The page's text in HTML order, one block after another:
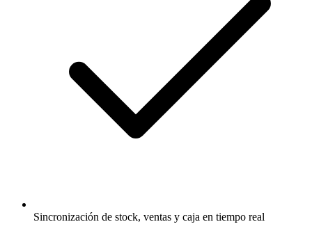
Sincronización de stock, ventas y caja en tiempo real